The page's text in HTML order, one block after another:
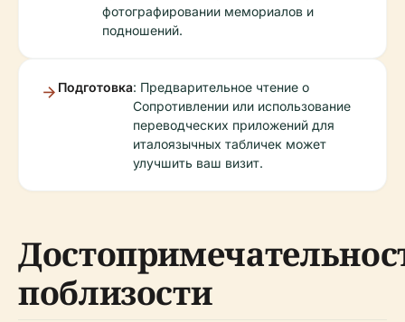
фотографировании мемориалов и
подношений.
Подготовка: Предварительное чтение о
Сопротивлении или использование
переводческих приложений для
италоязычных табличек может
улучшить ваш визит.
поблизости